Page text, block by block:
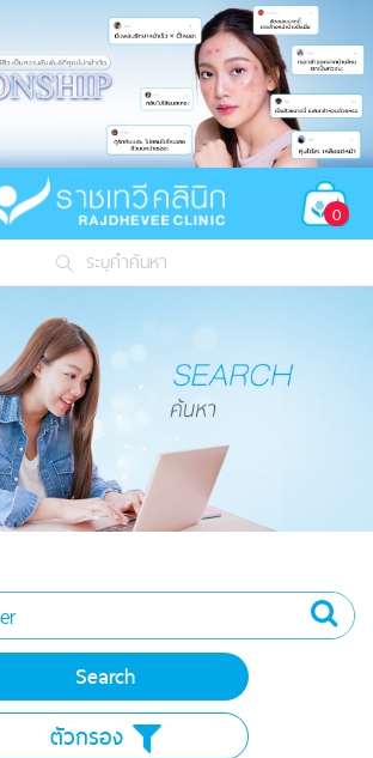
0
ระบุคำค้นหา
ตัวกรอง